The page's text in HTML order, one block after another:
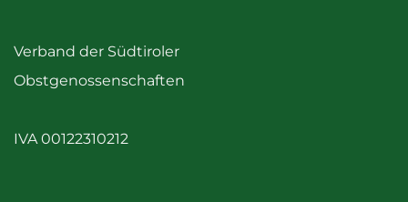
Verband der Südtiroler
Obstgenossenschaften
IVA 00122310212